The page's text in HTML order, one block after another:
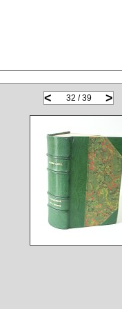
< >
32 / 39